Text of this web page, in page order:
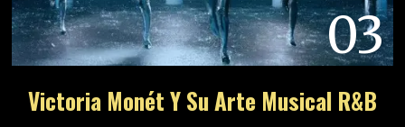
03
Victoria Monét Y Su Arte Musical R&B